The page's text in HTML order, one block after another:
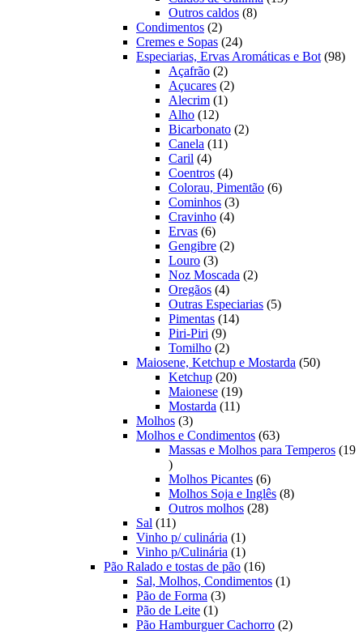
Outros caldos 88
Condimentos 22
produtos
Cremes e Sopas 2424
produtos
Especiarias, Ervas Aromáticas e Bot 9898
Açafrão 22
produtos
Açucares 22
Alecrim 11
Alho 1212
produtos
Bicarbonato 22
Canela 1111
Caril 44
produtos
Coentros 44
produtos
Colorau, Pimentão 66
Cominhos 33
Cravinho 44
Ervas 66
produtos
Gengibre 22
Louro 33
produtos
Noz Moscada 22
Oregãos 44
produtos
Outras Especiarias 55
Pimentas 1414
Piri-Piri 99
produtos
Tomilho 22
produtos
Maiosene, Ketchup e Mostarda 5050
Ketchup 2020
produtos
Maionese 1919
produtos
Mostarda 1111
Molhos 33
produtos
Molhos e Condimentos 6363
produtos
Massas e Molhos para Temperos 19
19
produtos
Molhos Picantes 66
produtos
Molhos Soja e Inglês 88
Outros molhos 2828
Sal 1111
produtos
Vinho p/ culinária 11
produto
Vinho p/Culinária 11
produto
Pão Ralado e tostas de pão 1616
produtos
Sal, Molhos, Condimentos 11
Pão de Forma 33
Pão de Leite 11
produto
Pão Hamburguer Cachorro 22